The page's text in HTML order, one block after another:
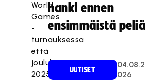
World
Games
-
turnauksessa
että
joulukuussa
2025
hanki ennen
ensimmäistä peliä
UUTISET
04.08.2
026